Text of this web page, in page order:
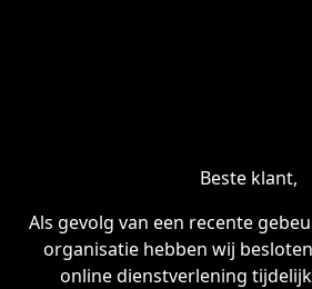
Beste klant,
Als gevolg van een recente
organisatie hebben wij
online dienstverlening